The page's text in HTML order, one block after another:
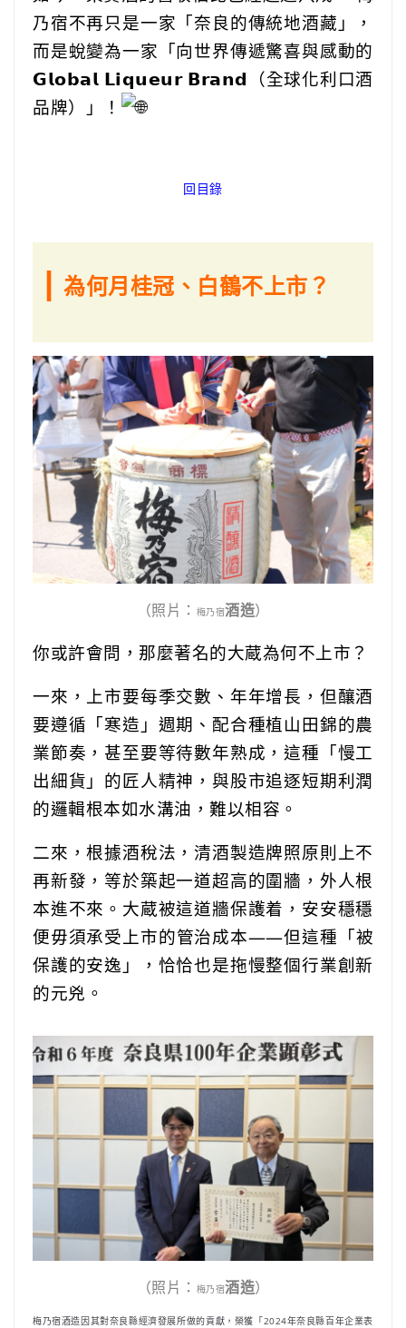
乃宿不再只是一家「奈良的傳統地酒藏」，
而是蛻變為一家「向世界傳遞驚喜與感動的
𝗚𝗹𝗼𝗯𝗮𝗹 𝗟𝗶𝗾𝘂𝗲𝘂𝗿 𝗕𝗿𝗮𝗻𝗱（全球化利口酒
品牌）」！
回目錄
| 為何月桂冠、白鶴不上市？
（照片： 梅乃宿酒造）
你或許會問，那麼著名的大蔵為何不上市？
一來，上市要每季交數、年年增長，但釀酒
要遵循「寒造」週期、配合種植山田錦的農
業節奏，甚至要等待數年熟成，這種「慢工
出細貨」的匠人精神，與股市追逐短期利潤
的邏輯根本如水溝油，難以相容。
二來，根據酒稅法，清酒製造牌照原則上不
再新發，等於築起一道超高的圍牆，外人根
本進不來。大蔵被這道牆保護着，安安穩穩
便毋須承受上市的管治成本——但這種「被
保護的安逸」，恰恰也是拖慢整個行業創新
的元兇。
（照片： 梅乃宿酒造）
梅乃宿酒造因其對奈良縣經濟發展所做的貢獻，榮獲「2024年奈良縣百年企業表